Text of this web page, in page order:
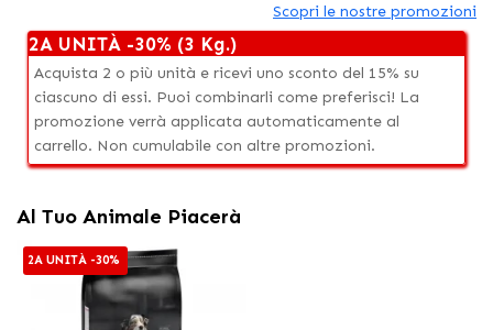
Scopri le nostre promozioni
2A UNITÀ -30% (3 Kg.)
Acquista 2 o più unità e ricevi uno sconto del 15% su
ciascuno di essi. Puoi combinarli come preferisci! La
promozione verrà applicata automaticamente al
carrello. Non cumulabile con altre promozioni.
Al Tuo Animale Piacerà
2A UNITÀ -30%